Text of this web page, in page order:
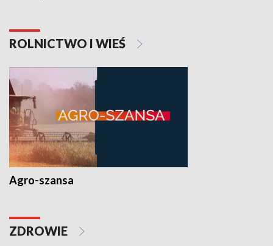
ROLNICTWO I WIEŚ
Agro-szansa
ZDROWIE